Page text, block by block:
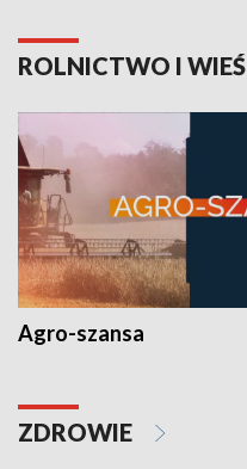
ROLNICTWO I WIEŚ
Agro-szansa
ZDROWIE